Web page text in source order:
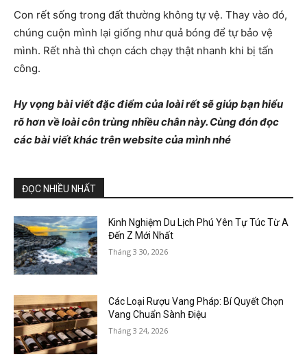
Con rết sống trong đất thường không tự vệ. Thay vào đó,
chúng cuộn mình lại giống như quả bóng để tự bảo vệ
mình. Rết nhà thì chọn cách chạy thật nhanh khi bị tấn
công.
Hy vọng bài viết đặc điểm của loài rết sẽ giúp bạn hiểu
rõ hơn về loài côn trùng nhiều chân này. Cùng đón đọc
các bài viết khác trên website của mình nhé
ĐỌC NHIỀU NHẤT
Kinh Nghiệm Du Lịch Phú Yên Tự Túc Từ A
Đến Z Mới Nhất
Tháng 3 30, 2026
Các Loại Rượu Vang Pháp: Bí Quyết Chọn
Vang Chuẩn Sành Điệu
Tháng 3 24, 2026